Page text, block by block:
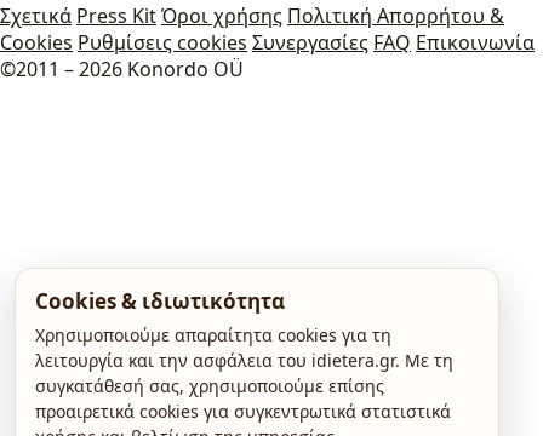
Σχετικά Press KitΌροι χρήσης Πολιτική Απορρήτου &
Cookies Ρυθμίσεις cookies Συνεργασίες FAQ Επικοινωνία
©2011 – 2026 Konordo OÜ
Cookies & ιδιωτικότητα
Χρησιμοποιούμε απαραίτητα cookies για τη
λειτουργία και την ασφάλεια του idietera.gr. Με τη
συγκατάθεσή σας, χρησιμοποιούμε επίσης
προαιρετικά cookies για συγκεντρωτικά στατιστικά